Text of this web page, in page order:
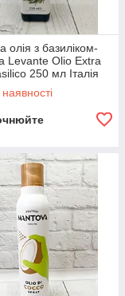
олія з базиліком-
Levante Olio Extra
250 мл Італія